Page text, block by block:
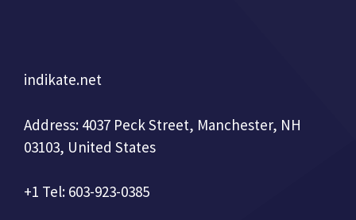
indikate.net
Address: 4037 Peck Street, Manchester, NH
03103, United States
+1 Tel: 603-923-0385